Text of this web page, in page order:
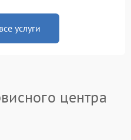
услуги
центра